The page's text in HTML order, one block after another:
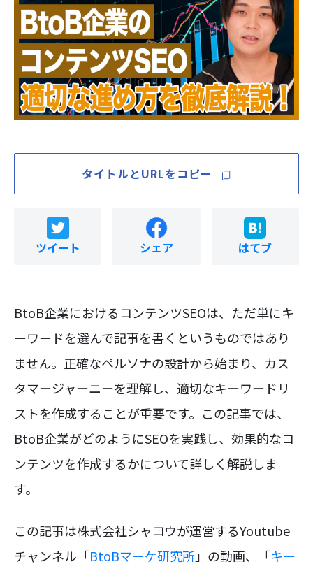
タイトルとURLをコピー
ツイート シェア はてブ
BtoB企業におけるコンテンツSEOは、ただ単にキ
ーワードを選んで記事を書くというものではあり
ません。正確なペルソナの設計から始まり、カス
タマージャーニーを理解し、適切なキーワードリ
ストを作成することが重要です。この記事では、
BtoB企業がどのようにSEOを実践し、効果的なコ
ンテンツを作成するかについて詳しく解説しま
す。
この記事は株式会社シャコウが運営するYoutube
チャンネル「BtoBマーケ研究所」の動画、「キー